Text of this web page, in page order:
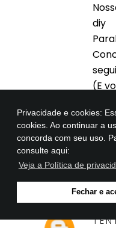
Privacidade e cookies:
cookies. Ao continuar a
concorda com seu uso.
consulte aqui:
Veja a Política de
Fechar e
diy
(E